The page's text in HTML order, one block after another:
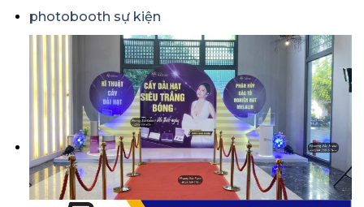
photobooth sự kiện